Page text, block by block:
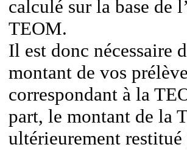
calculé sur la base de
TEOM.
Il est donc nécessaire
montant de vos
correspondant à la
part, le montant de la
ultérieurement